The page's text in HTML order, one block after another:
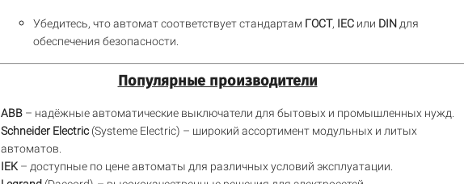
Убедитесь, что автомат соответствует стандартам ГОСТ, IEC или DIN для
обеспечения безопасности.
Популярные производители
ABB – надёжные автоматические выключатели для бытовых и промышленных нужд.
Schneider Electric(Systeme Electric) – широкий ассортимент модульных и литых
автоматов.
IEK – доступные по цене автоматы для различных условий эксплуатации.